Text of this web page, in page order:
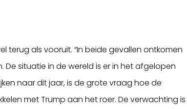
terug als vooruit. “In beide gevallen ontkomen
situatie in de wereld is er in het afgelopen
naar dit jaar, is de grote vraag hoe de
met Trump aan het roer. De verwachting is